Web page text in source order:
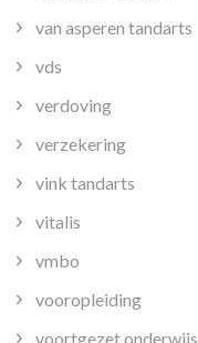
van asperen tandarts
vds
verdoving
verzekering
vink tandarts
vitalis
vmbo
vooropleiding
voortgezet onderwijs